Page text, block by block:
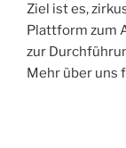
Ziel ist es,
Plattform zum
zur
Mehr über uns